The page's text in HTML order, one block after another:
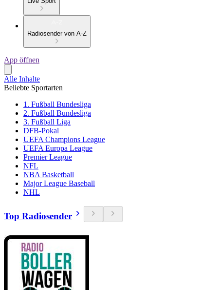
Radiosender von A-Z
App öffnen
Alle Inhalte
Beliebte Sportarten
1. Fußball Bundesliga
2. Fußball Bundesliga
3. Fußball Liga
DFB-Pokal
UEFA Champions League
UEFA Europa League
Premier League
NFL
NBA Basketball
Major League Baseball
NHL
Top Radiosender